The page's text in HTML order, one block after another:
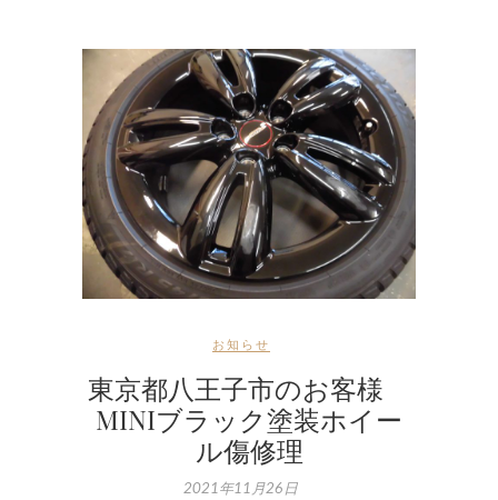
お知らせ
東京都八王子市のお客様
MINIブラック塗装ホイー
ル傷修理
2021年11月26日